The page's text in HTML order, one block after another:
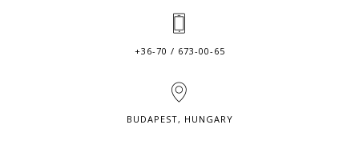
+36-70 / 673-00-65
BUDAPEST, HUNGARY